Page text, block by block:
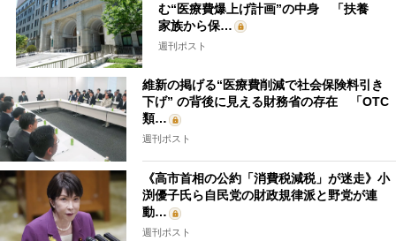
む“医療費爆上げ計画”の中身 「扶養
家族から保…
週刊ポスト
維新の掲げる“医療費削減で社会保険料引き
下げ” の背後に見える財務省の存在 「OTC
類…
週刊ポスト
《高市首相の公約「消費税減税」が迷走》小
渕優子氏ら自民党の財政規律派と野党が連
動…
週刊ポスト